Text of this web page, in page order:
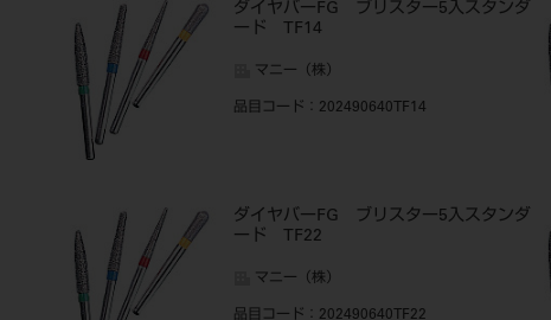
ダイヤバーFG ブリスター5入スタンダ
ード TF14
マニー（株）
品目コード ：202490640TF14
ダイヤバーFG ブリスター5入スタンダ
ード TF22
マニー（株）
品目コード ：202490640TF22